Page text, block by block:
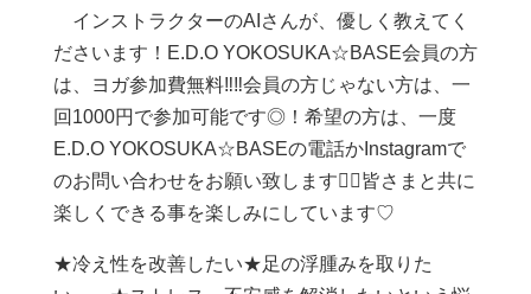
インストラクターのAIさんが、優しく教えてく
ださいます！E.D.O YOKOSUKA☆BASE会員の方
は、ヨガ参加費無料‼️‼️会員の方じゃない方は、一
回1000円で参加可能です◎！希望の方は、一度
E.D.O YOKOSUKA☆BASEの電話かInstagramで
のお問い合わせをお願い致します🙇‍♀️皆さまと共に
楽しくできる事を楽しみにしています♡
★冷え性を改善したい★足の浮腫みを取りた